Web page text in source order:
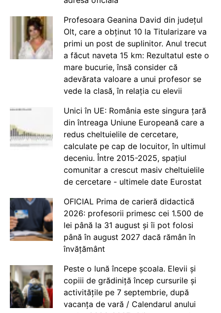
Profesoara Geanina David din județul
Olt, care a obținut 10 la Titularizare va
primi un post de suplinitor. Anul trecut
a făcut naveta 15 km: Rezultatul este o
mare bucurie, însă consider că
adevărata valoare a unui profesor se
vede la clasă, în relația cu elevii
Unici în UE: România este singura țară
din întreaga Uniune Europeană care a
redus cheltuielile de cercetare,
calculate pe cap de locuitor, în ultimul
deceniu. Între 2015-2025, spațiul
comunitar a crescut masiv cheltuielile
de cercetare - ultimele date Eurostat
OFICIAL Prima de carieră didactică
2026: profesorii primesc cei 1.500 de
lei până la 31 august și îi pot folosi
până în august 2027 dacă rămân în
învățământ
Peste o lună începe școala. Elevii și
copiii de grădiniță încep cursurile și
activitățile pe 7 septembrie, după
vacanța de vară / Calendarul anului